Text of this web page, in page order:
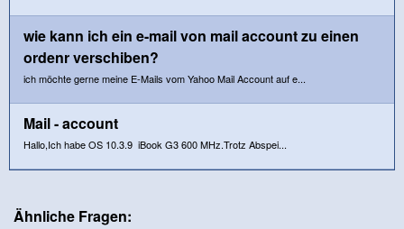
wie kann ich ein e-mail von mail account zu einen
ordenr verschiben?
ich möchte gerne meine E-Mails vom Yahoo Mail Account auf e...
Mail - account
Hallo,Ich habe OS 10.3.9 iBook G3 600 MHz.Trotz Abspei...
Ähnliche Fragen: